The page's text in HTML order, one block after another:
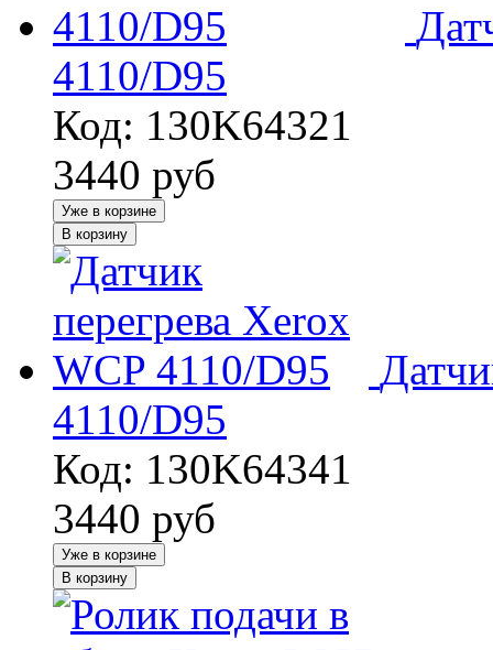
4110/D95
Код: 130K64321
3440 руб
Уже в корзине
В корзину
4110/D95
Код: 130K64341
3440 руб
Уже в корзине
В корзину